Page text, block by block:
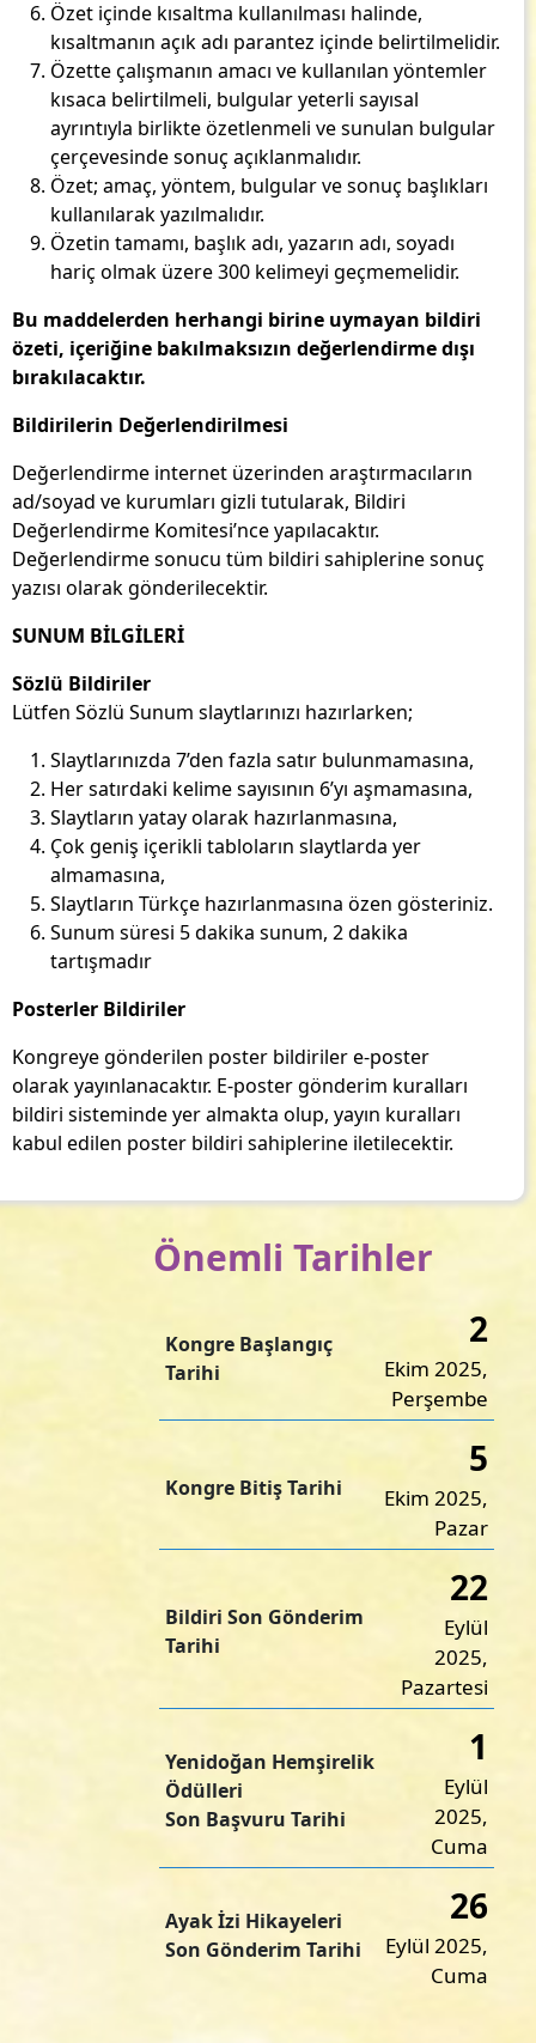
Özet içinde kısaltma kullanılması halinde,
kısaltmanın açık adı parantez içinde belirtilmelidir.
Özette çalışmanın amacı ve kullanılan yöntemler
kısaca belirtilmeli, bulgular yeterli sayısal
ayrıntıyla birlikte özetlenmeli ve sunulan bulgular
çerçevesinde sonuç açıklanmalıdır.
Özet; amaç, yöntem, bulgular ve sonuç başlıkları
kullanılarak yazılmalıdır.
Özetin tamamı, başlık adı, yazarın adı, soyadı
hariç olmak üzere 300 kelimeyi geçmemelidir.
Bu maddelerden herhangi birine uymayan bildiri
özeti, içeriğine bakılmaksızın değerlendirme dışı
bırakılacaktır.
Bildirilerin Değerlendirilmesi
Değerlendirme internet üzerinden araştırmacıların
ad/soyad ve kurumları gizli tutularak, Bildiri
Değerlendirme Komitesi’nce yapılacaktır.
Değerlendirme sonucu tüm bildiri sahiplerine sonuç
yazısı olarak gönderilecektir.
SUNUM BİLGİLERİ
Sözlü Bildiriler
Lütfen Sözlü Sunum slaytlarınızı hazırlarken;
Slaytlarınızda 7’den fazla satır bulunmamasına,
Her satırdaki kelime sayısının 6’yı aşmamasına,
Slaytların yatay olarak hazırlanmasına,
Çok geniş içerikli tabloların slaytlarda yer
almamasına,
Slaytların Türkçe hazırlanmasına özen gösteriniz.
Sunum süresi 5 dakika sunum, 2 dakika
tartışmadır
Posterler Bildiriler
Kongreye gönderilen poster bildiriler e-poster
olarak yayınlanacaktır. E-poster gönderim kuralları
bildiri sisteminde yer almakta olup, yayın kuralları
kabul edilen poster bildiri sahiplerine iletilecektir.
Önemli Tarihler
Kongre Başlangıç
Tarihi
2
Ekim 2025,
Perşembe
Kongre Bitiş Tarihi
5
Ekim 2025,
Pazar
Bildiri Son Gönderim
Tarihi
22
Eylül
2025,
Pazartesi
Yenidoğan Hemşirelik
Ödülleri
Son Başvuru Tarihi
1
Eylül
2025,
Cuma
Ayak İzi Hikayeleri
Son Gönderim Tarihi
26
Eylül 2025,
Cuma